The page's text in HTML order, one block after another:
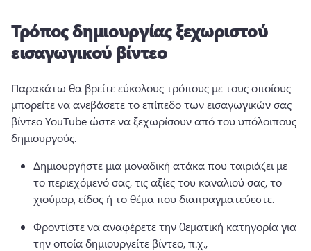
Τρόπος δημιουργίας ξεχωριστού
εισαγωγικού βίντεο
Παρακάτω θα βρείτε εύκολους τρόπους με τους οποίους
μπορείτε να ανεβάσετε το επίπεδο των εισαγωγικών σας
βίντεο YouTube ώστε να ξεχωρίσουν από του υπόλοιπους
δημιουργούς.
Δημιουργήστε μια μοναδική ατάκα που ταιριάζει με
το περιεχόμενό σας, τις αξίες του καναλιού σας, το
χιούμορ, είδος ή το θέμα που διαπραγματεύεστε.
Φροντίστε να αναφέρετε την θεματική κατηγορία για
την οποία δημιουργείτε βίντεο, π.χ.,